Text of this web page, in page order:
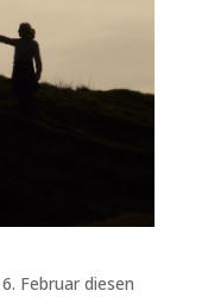
Februar diesen